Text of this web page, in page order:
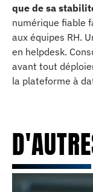
que de sa
numérique fiable
aux équipes RH.
en helpdesk.
avant tout
la plateforme à